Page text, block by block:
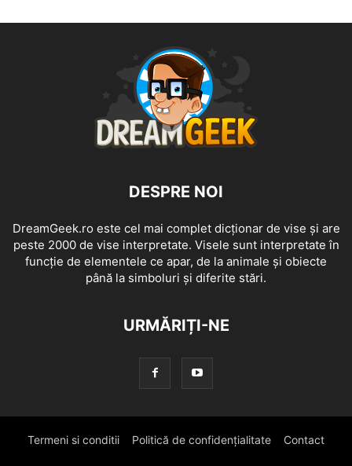
DESPRE NOI
DreamGeek.ro este cel mai complet dicționar de vise și are
peste 2000 de vise interpretate. Visele sunt interpretate în
funcție de elementele ce apar, de la animale și obiecte
până la simboluri și diferite stări.
URMĂRIȚI-NE
Termeni si conditii Politică de confidențialitate Contact